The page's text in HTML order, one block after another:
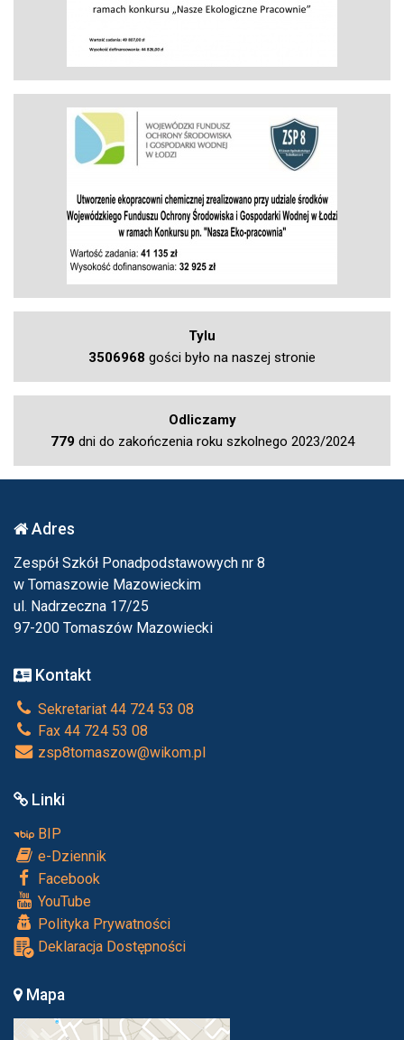
Tylu
3506968 gości było na naszej stronie
Odliczamy
779 dni do zakończenia roku szkolnego 2023/2024
Adres
Zespół Szkół Ponadpodstawowych nr 8
w Tomaszowie Mazowieckim
ul. Nadrzeczna 17/25
97-200 Tomaszów Mazowiecki
Kontakt
Sekretariat 44 724 53 08
Fax 44 724 53 08
zsp8tomaszow@wikom.pl
Linki
BIP
e-Dziennik
Facebook
YouTube
Polityka Prywatności
Deklaracja Dostępności
Mapa